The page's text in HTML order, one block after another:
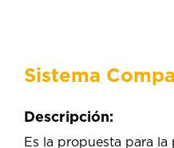
Sistema
Descripción:
Es la propuesta para